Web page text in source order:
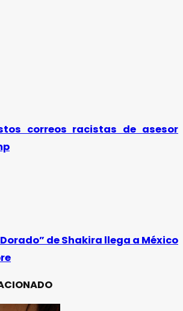
correos racistas de asesor
de Shakira llega a México